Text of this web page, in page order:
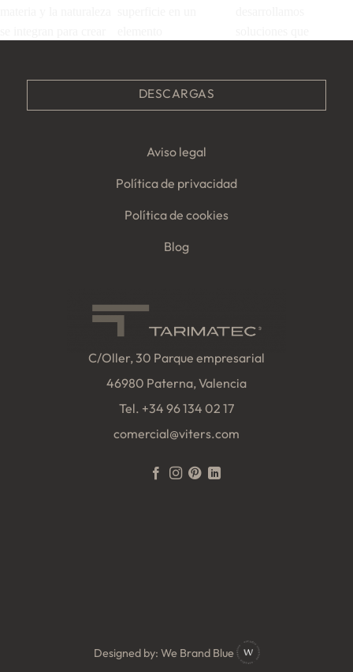
DESCARGAS
Aviso legal
Política de privacidad
Política de cookies
Blog
C/Oller, 30 Parque empresarial
46980 Paterna, Valencia
Tel. +34 96 134 02 17
comercial@viters.com
Designed by: We Brand Blue